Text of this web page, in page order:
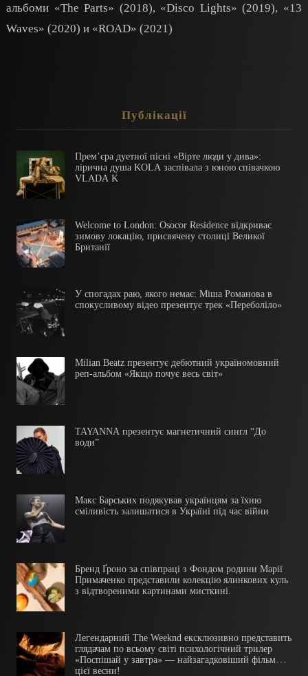
альбоми «The Parts» (2018), «Disco Lights» (2019), «13
Waves» (2020) и «ROAD» (2021)
Публікації
Прем’єра дуетної пісні «Вірте люди у дива»:
лірична душа KOLA заспівала з юною співачкою
VLADA K
Welcome to London: Osocor Residence відкриває
зимову локацію, присвячену столиці Великої
Британії
У спогадах раю, якого немає: Міша Романова в
спокусливому відео презентує трек «Переболіло»
Milian Beatz презентує дебютний україномовний
реп-альбом «Якщо почує весь світ»
TAYANNA презентує магнетичний сингл “До
води”
Макс Барських подякував українцям за їхню
сміливість залишатися в Україні під час війни
Бренд Ґроно за співпраці з Фондом родини Марії
Примаченко представили колекцію ялинкових куль
з відтвореними картинами мисткині.
Легендарний The Weeknd ексклюзивно представить
глядачам по всьому світі психологічний трилер
«Поспішай у завтра» — найзагадковіший фільм
цієї весни!